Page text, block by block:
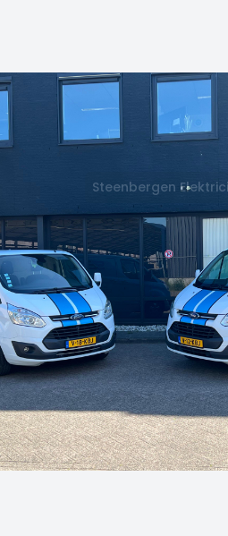
Steenbergen